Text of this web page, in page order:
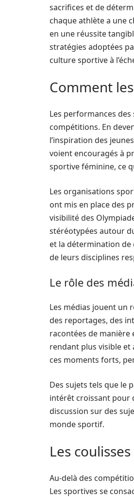
sacrifices et de
chaque athlète a une
en une réussite
stratégies adoptées
culture sportive à
Comment
Les performances
compétitions. En
l’inspiration des
voient encouragés à
sportive féminine, ce
Les organisations
ont mis en place des
visibilité des
stéréotypées autour
et la détermination de
de leurs disciplines
Le rôle des
Les médias jouent un
des reportages, des
racontées de
rendant plus visible et
ces moments forts,
Des sujets tels que le
intérêt croissant pour
discussion sur des
monde sportif.
Les
Au-delà des
Les sportives se